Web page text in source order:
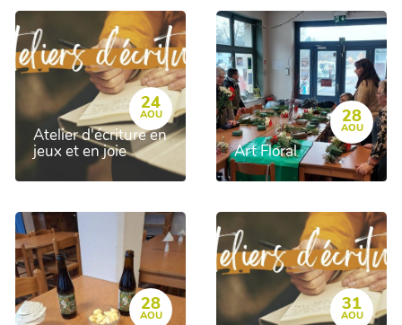
24
AOU
Atelier d'écriture en
jeux et en joie
28
AOU
Art Floral
28
AOU
31
AOU